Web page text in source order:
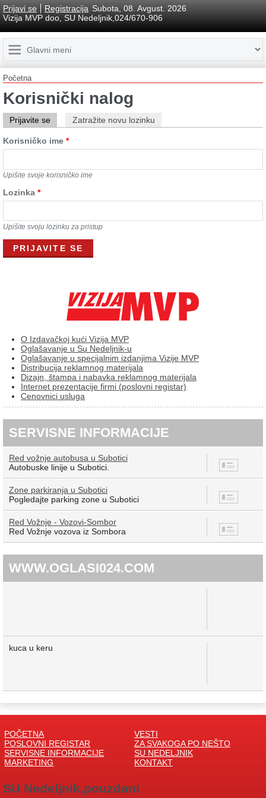
Prijavi se Registracija Subota, 08. Avgust. 2026
Vizija MVP doo, SU Nedeljnik,024/670-906
Početna
Korisnički nalog
Prijavite se Zatražite novu lozinku
Korisničko ime *
Upišite svoje korisničko ime
Lozinkа *
Upišite svoju lozinku za pristup
O Izdavačkoj kući Vizija MVP
Oglašavanje u Su Nedeljnik-u
Oglašavanje u specijalnim izdanjima Vizije MVP
Distribucija reklamnog materijala
Dizajn, štampa i nabavka reklamnog materijala
Internet prezentacije firmi (poslovni registar)
Cenovnici usluga
SERVISNE INFORMACIJE
Red vožnje autobusa u Subotici
Autobuske linije u Subotici.
Zone parkiranja u Subotici
Pogledajte parking zone u Subotici7
Red Vožnje - Vozovi-Sombor
Red Vožnje vozova iz Sombora
WWW.OGLASI024.COM
kuca u keru
POČETNA
VESTI
POSLOVNI REGISTAR
ZA SVAKOGA PO NEŠTO
SERVISNE INFORMACIJE
SU NEDELJNIK
MARKETING
KONTAKT
SU Nedeljnik,pouzdani